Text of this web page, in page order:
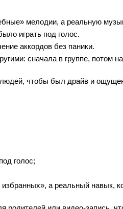
мелодии, а реальную
играть под голос.
аккордов без паники.
сначала в группе, потом
чтобы был драйв и
голос;
а реальный навык,